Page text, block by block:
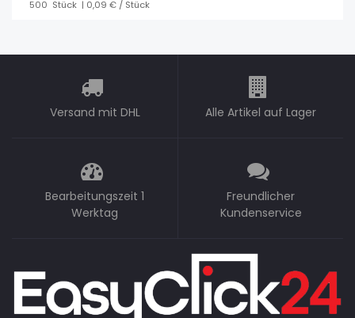
500 Stück | 0,09 € / Stück
Versand mit DHL Alle Artikel auf Lager
Bearbeitungszeit 1
Werktag
Freundlicher
Kundenservice